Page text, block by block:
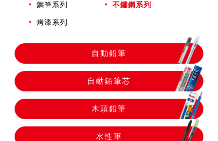
自動鉛筆芯
木頭鉛筆
水性筆
鋼筆系列 不鏽鋼系列
烤漆系列
自動鉛筆
自動鉛筆芯
木頭鉛筆
水性筆